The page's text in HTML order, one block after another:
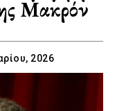
Μακρόν
2026